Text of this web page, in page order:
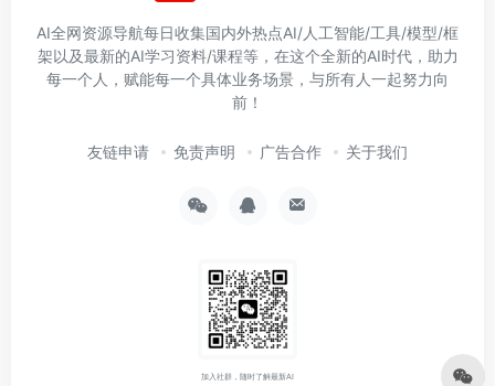
AI全网资源导航每日收集国内外热点AI/人工智能/工具/模型/框
架以及最新的AI学习资料/课程等，在这个全新的AI时代，助力
每一个人，赋能每一个具体业务场景，与所有人一起努力向
前！
友链申请 免责声明 广告合作 关于我们
加入社群，随时了解最新AI